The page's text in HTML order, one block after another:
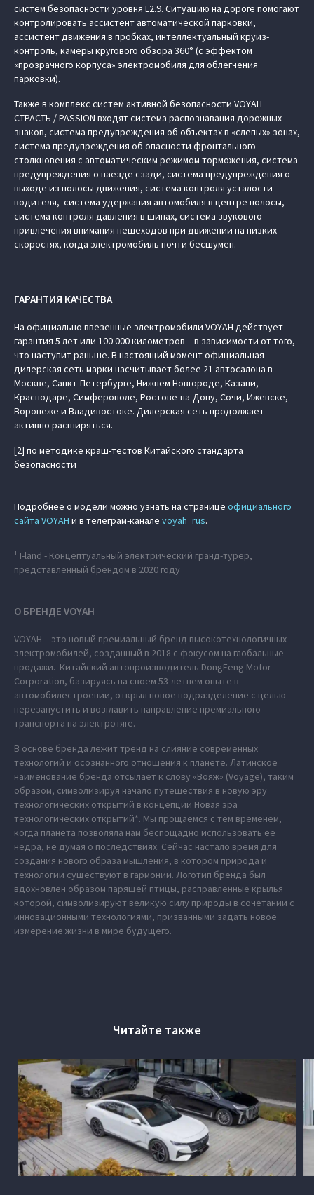
систем безопасности уровня L2.9. Ситуацию на дороге помогают
контролировать ассистент автоматической парковки,
ассистент движения в пробках, интеллектуальный круиз-
контроль, камеры кругового обзора 360° (с эффектом
«прозрачного корпуса» электромобиля для облегчения
парковки).
Также в комплекс систем активной безопасности VOYAH
СТРАСТЬ / PASSION входят система распознавания дорожных
знаков, система предупреждения об объектах в «слепых» зонах,
система предупреждения об опасности фронтального
столкновения с автоматическим режимом торможения, система
предупреждения о наезде сзади, система предупреждения о
выходе из полосы движения, система контроля усталости
водителя, система удержания автомобиля в центре полосы,
система контроля давления в шинах, система звукового
привлечения внимания пешеходов при движении на низких
скоростях, когда электромобиль почти бесшумен.
ГАРАНТИЯ КАЧЕСТВА
На официально ввезенные электромобили VOYAH действует
гарантия 5 лет или 100 000 километров – в зависимости от того,
что наступит раньше. В настоящий момент официальная
дилерская сеть марки насчитывает более 21 автосалона в
Москве, Санкт-Петербурге, Нижнем Новгороде, Казани,
Краснодаре, Симферополе, Ростове-на-Дону, Сочи, Ижевске,
Воронеже и Владивостоке. Дилерская сеть продолжает
активно расширяться.
[2] по методике краш-тестов Китайского стандарта
безопасности
Подробнее о модели можно узнать на странице официального
сайта VOYAH и в телеграм-канале voyah_rus.
1 I-land - Концептуальный электрический гранд-турер,
представленный брендом в 2020 году
О БРЕНДЕ VOYAH
VOYAH – это новый премиальный бренд высокотехнологичных
электромобилей, созданный в 2018 с фокусом на глобальные
продажи. Китайский автопроизводитель DongFeng Motor
Corporation, базируясь на своем 53-летнем опыте в
автомобилестроении, открыл новое подразделение с целью
перезапустить и возглавить направление премиального
транспорта на электротяге.
В основе бренда лежит тренд на слияние современных
технологий и осознанного отношения к планете. Латинское
наименование бренда отсылает к слову «Вояж» (Voyage), таким
образом, символизируя начало путешествия в новую эру
технологических открытий в концепции Новая эра
технологических открытий*. Мы прощаемся с тем временем,
когда планета позволяла нам беспощадно использовать ее
недра, не думая о последствиях. Сейчас настало время для
создания нового образа мышления, в котором природа и
технологии существуют в гармонии. Логотип бренда был
вдохновлен образом парящей птицы, расправленные крылья
которой, символизируют великую силу природы в сочетании с
инновационными технологиями, призванными задать новое
измерение жизни в мире будущего.
Читайте также